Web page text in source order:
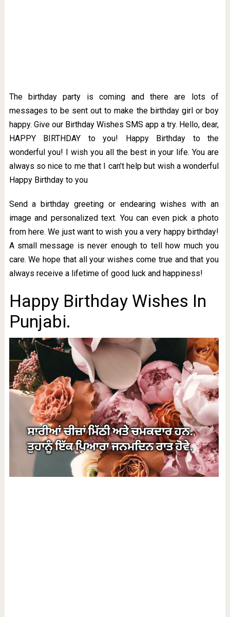
The birthday party is coming and there are lots of
messages to be sent out to make the birthday girl or boy
happy. Give our Birthday Wishes SMS app a try. Hello, dear,
HAPPY BIRTHDAY to you! Happy Birthday to the
wonderful you! I wish you all the best in your life. You are
always so nice to me that I can’t help but wish a wonderful
Happy Birthday to you
Send a birthday greeting or endearing wishes with an
image and personalized text. You can even pick a photo
from here. We just want to wish you a very happy birthday!
A small message is never enough to tell how much you
care. We hope that all your wishes come true and that you
always receive a lifetime of good luck and happiness!
Happy Birthday Wishes In
Punjabi.